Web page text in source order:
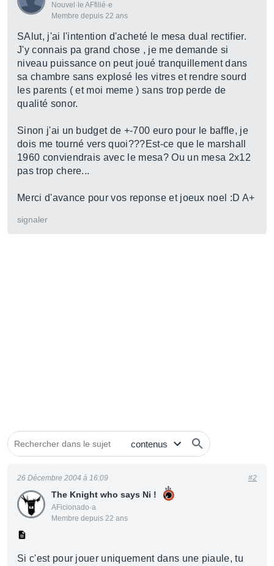
Nouvel·le AFfilié·e
Membre depuis 22 ans
SAlut, j'ai l'intention d'acheté le mesa dual rectifier.
J'y connais pa grand chose , je me demande si
niveau puissance on peut joué tranquillement dans
sa chambre sans explosé les vitres et rendre sourd
les parents ( et moi meme ) sans trop perde de
qualité sonor.
Sinon j'ai un budget de +-700 euro pour le baffle, je
dois me tourné vers quoi???Est-ce que le marshall
1960 conviendrais avec le mesa? Ou un mesa 2x12
pas trop chere...
Merci d'avance pour vos reponse et joeux noel :D A+
signaler
The Knight who says Ni !
AFicionado·a
Membre depuis 22 ans
26 Décembre 2004 à 16:09 #2
Si c'est pour jouer uniquement dans une piaule, tu